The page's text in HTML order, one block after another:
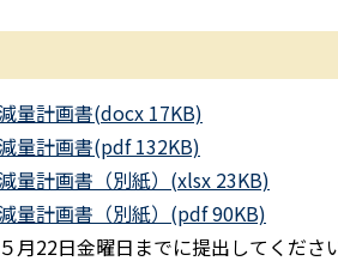
量計画書(docx 17KB)
量計画書(pdf 132KB)
量計画書（別紙）(xlsx 23KB)
量計画書（別紙）(pdf 90KB)
月22日金曜日までに提出してくださ